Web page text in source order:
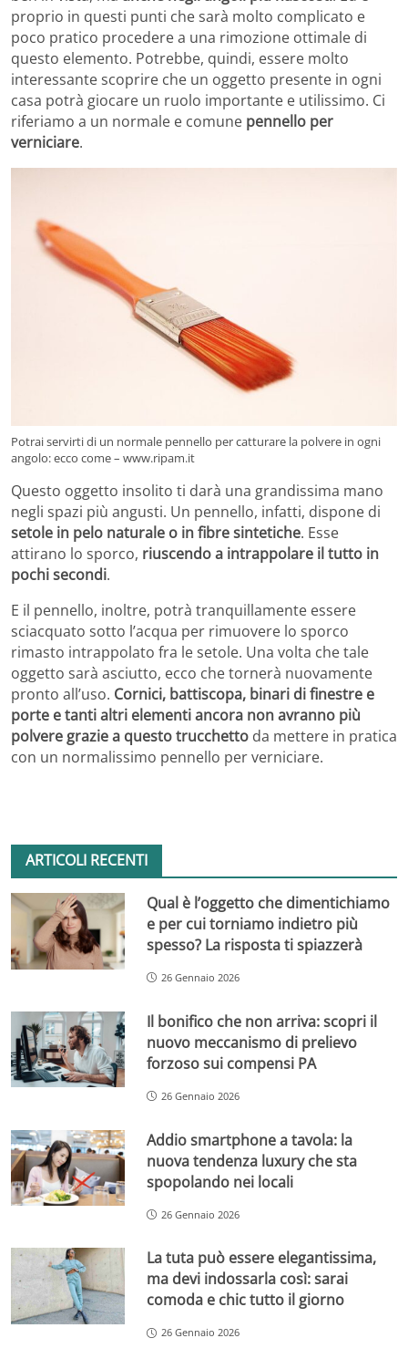
proprio in questi punti che sarà molto complicato e
poco pratico procedere a una rimozione ottimale di
questo elemento. Potrebbe, quindi, essere molto
interessante scoprire che un oggetto presente in ogni
casa potrà giocare un ruolo importante e utilissimo. Ci
riferiamo a un normale e comune pennello per
verniciare.
Potrai servirti di un normale pennello per catturare la polvere in ogni
angolo: ecco come – www.ripam.it
Questo oggetto insolito ti darà una grandissima mano
negli spazi più angusti. Un pennello, infatti, dispone di
setole in pelo naturale o in fibre sintetiche. Esse
attirano lo sporco, riuscendo a intrappolare il tutto in
pochi secondi.
E il pennello, inoltre, potrà tranquillamente essere
sciacquato sotto l’acqua per rimuovere lo sporco
rimasto intrappolato fra le setole. Una volta che tale
oggetto sarà asciutto, ecco che tornerà nuovamente
pronto all’uso. Cornici, battiscopa, binari di finestre e
porte e tanti altri elementi ancora non avranno più
polvere grazie a questo trucchetto da mettere in pratica
con un normalissimo pennello per verniciare.
ARTICOLI RECENTI
Qual è l’oggetto che dimentichiamo
e per cui torniamo indietro più
spesso? La risposta ti spiazzerà
26 Gennaio 2026
Il bonifico che non arriva: scopri il
nuovo meccanismo di prelievo
forzoso sui compensi PA
26 Gennaio 2026
Addio smartphone a tavola: la
nuova tendenza luxury che sta
spopolando nei locali
26 Gennaio 2026
La tuta può essere elegantissima,
ma devi indossarla così: sarai
comoda e chic tutto il giorno
26 Gennaio 2026